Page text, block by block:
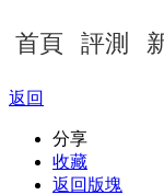
首頁 評測
返回
分享
收藏
返回版塊